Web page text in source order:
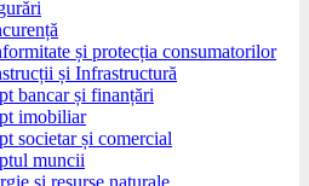
și protecția consumatorilor
și Infrastructură
bancar și finanțări
imobiliar
societar și comercial
muncii
și resurse naturale